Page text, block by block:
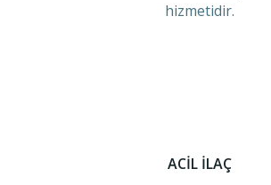
hizmetidir.
ACİL İLAÇ